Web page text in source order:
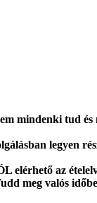
mindenki tud
legyen
elérhető az
meg valós